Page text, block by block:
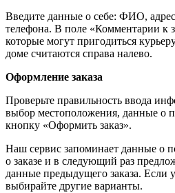
Введите данные о себе: ФИО,
телефона. В поле «Комментарии к
которые могут пригодиться
доме считаются справа налево.
Оформление заказа
Проверьте правильность ввода
выбор местоположения, данные о
кнопку «Оформить заказ».
Наш сервис запоминает данные о
о заказе и в следующий раз
данные предыдущего заказа. Если
выбирайте другие варианты.